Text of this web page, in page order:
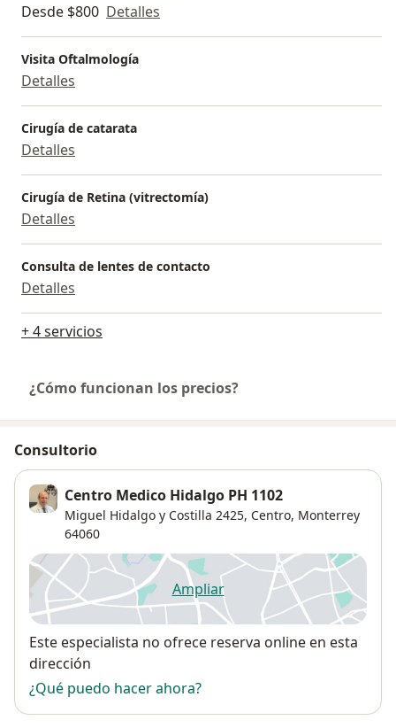
Desde $800 Detalles
Visita Oftalmología
Detalles
Cirugía de catarata
Detalles
Cirugía de Retina (vitrectomía)
Detalles
Consulta de lentes de contacto
Detalles
+ 4 servicios
¿Cómo funcionan los precios?
Consultorio
Centro Medico Hidalgo PH 1102
Miguel Hidalgo y Costilla 2425, Centro, Monterrey
64060
Ampliarse abre en una nueva
Disponibilidad
Este especialista no ofrece reserva online en esta
dirección
¿Qué puedo hacer ahora?